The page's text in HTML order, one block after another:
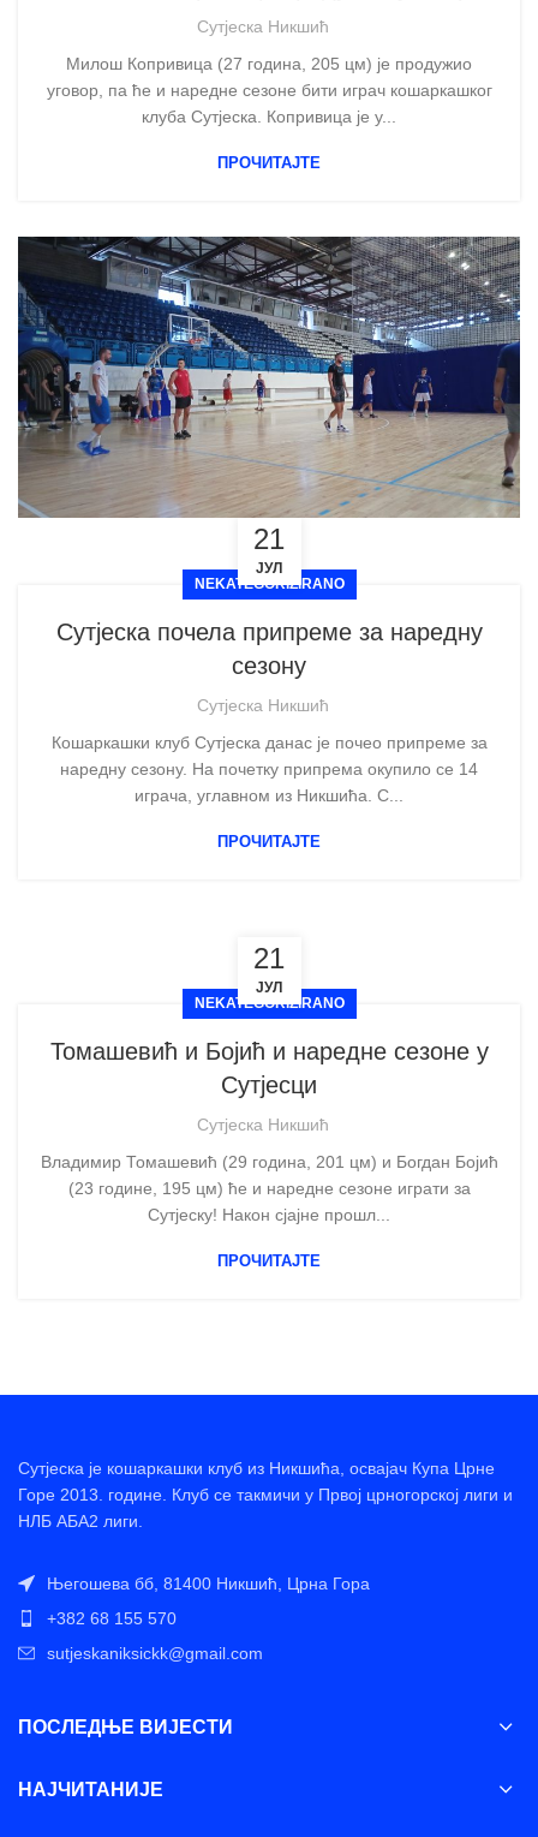
Сутјеска Никшић
Милош Копривица (27 година, 205 цм) је продужио
уговор, па ће и наредне сезоне бити играч кошаркашког
клуба Сутјеска. Копривица је у...
ПРОЧИТАЈТЕ
21
ЈУЛ
NEKATEGORIZIRANO
Сутјеска почела припреме за наредну
сезону
Сутјеска Никшић
Кошаркашки клуб Сутјеска данас је почео припреме за
наредну сезону. На почетку припрема окупило се 14
играча, углавном из Никшића. С...
ПРОЧИТАЈТЕ
21
ЈУЛ
NEKATEGORIZIRANO
Томашевић и Бојић и наредне сезоне у
Сутјесци
Сутјеска Никшић
Владимир Томашевић (29 година, 201 цм) и Богдан Бојић
(23 године, 195 цм) ће и наредне сезоне играти за
Сутјеску! Након сјајне прошл...
ПРОЧИТАЈТЕ
Сутјеска је кошаркашки клуб из Никшића, освајач Купа Црне
Горе 2013. године. Клуб се такмичи у Првој црногорској лиги и
НЛБ АБА2 лиги.
Његошева бб, 81400 Никшић, Црна Гора
+382 68 155 570
sutjeskaniksickk@gmail.com
ПОСЛЕДЊЕ ВИЈЕСТИ
НАЈЧИТАНИЈЕ